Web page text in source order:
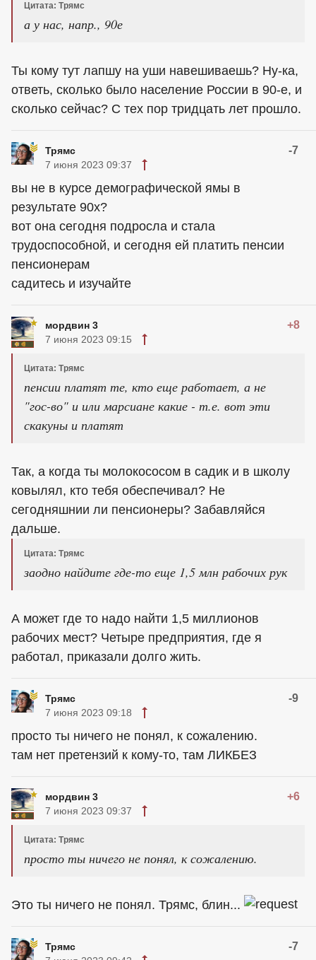
Цитата: Трямс
а у нас, напр., 90е
Ты кому тут лапшу на уши навешиваешь? Ну-ка,
ответь, сколько было население России в 90-е, и
сколько сейчас? С тех пор тридцать лет прошло.
Трямс -7
7 июня 2023 09:37
вы не в курсе демографической ямы в
результате 90х?
вот она сегодня подросла и стала
трудоспособной, и сегодня ей платить пенсии
пенсионерам
садитесь и изучайте
мордвин 3 +8
7 июня 2023 09:15
Цитата: Трямс
пенсии платят те, кто еще работает, а не
"гос-во" и или марсиане какие - т.е. вот эти
скакуны и платят
Так, а когда ты молокососом в садик и в школу
ковылял, кто тебя обеспечивал? Не
сегодняшнии ли пенсионеры? Забавляйся
дальше.
Цитата: Трямс
заодно найдите где-то еще 1,5 млн рабочих рук
А может где то надо найти 1,5 миллионов
рабочих мест? Четыре предприятия, где я
работал, приказали долго жить.
Трямс -9
7 июня 2023 09:18
просто ты ничего не понял, к сожалению.
там нет претензий к кому-то, там ЛИКБЕЗ
мордвин 3 +6
7 июня 2023 09:37
Цитата: Трямс
просто ты ничего не понял, к сожалению.
Это ты ничего не понял. Трямс, блин...
Трямс -7